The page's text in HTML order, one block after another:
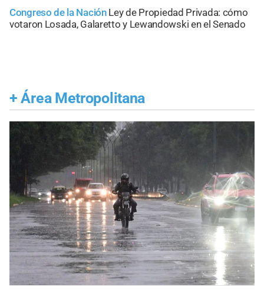
Congreso de la Nación Ley de Propiedad Privada: cómo
votaron Losada, Galaretto y Lewandowski en el Senado
+ Área Metropolitana